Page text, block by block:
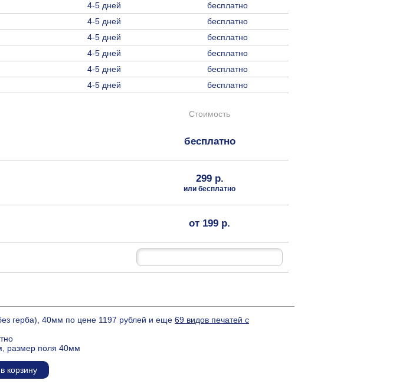
4-5 дней
бесплатно
4-5 дней
бесплатно
4-5 дней
бесплатно
4-5 дней
бесплатно
4-5 дней
бесплатно
4-5 дней бесплатно
Стоимость
бесплатно
299 р.
или бесплатно
от 199 р.
герба), 40мм по цене 1197 рублей и еще 69 видов печатей с
размер поля 40мм
корзину